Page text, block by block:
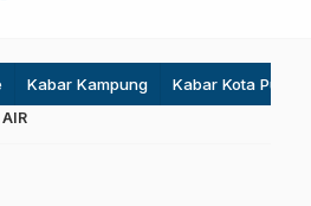
Kabar Kampung Kabar Kota Pulau
AIR